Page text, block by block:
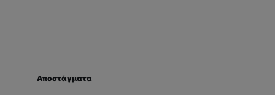
Αποστάγματα